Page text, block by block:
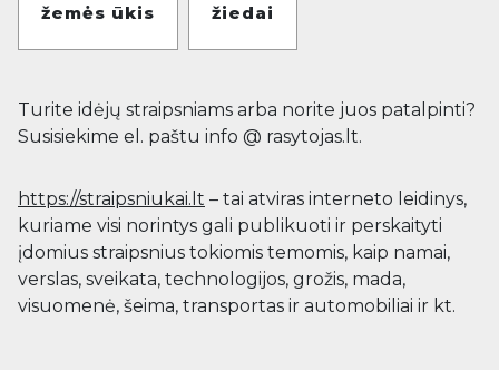
žemės ūkis žiedai
Turite idėjų straipsniams arba norite juos patalpinti?
Susisiekime el. paštu info @ rasytojas.lt.
https://straipsniukai.lt – tai atviras interneto leidinys,
kuriame visi norintys gali publikuoti ir perskaityti
įdomius straipsnius tokiomis temomis, kaip namai,
verslas, sveikata, technologijos, grožis, mada,
visuomenė, šeima, transportas ir automobiliai ir kt.